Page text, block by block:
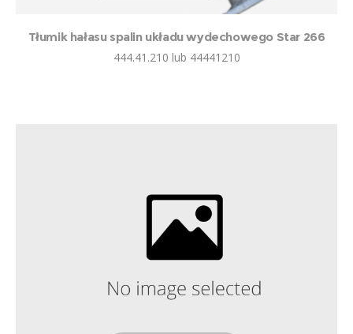
Tłumik hałasu spalin układu wydechowego Star 266
444.41.210 lub 44441210